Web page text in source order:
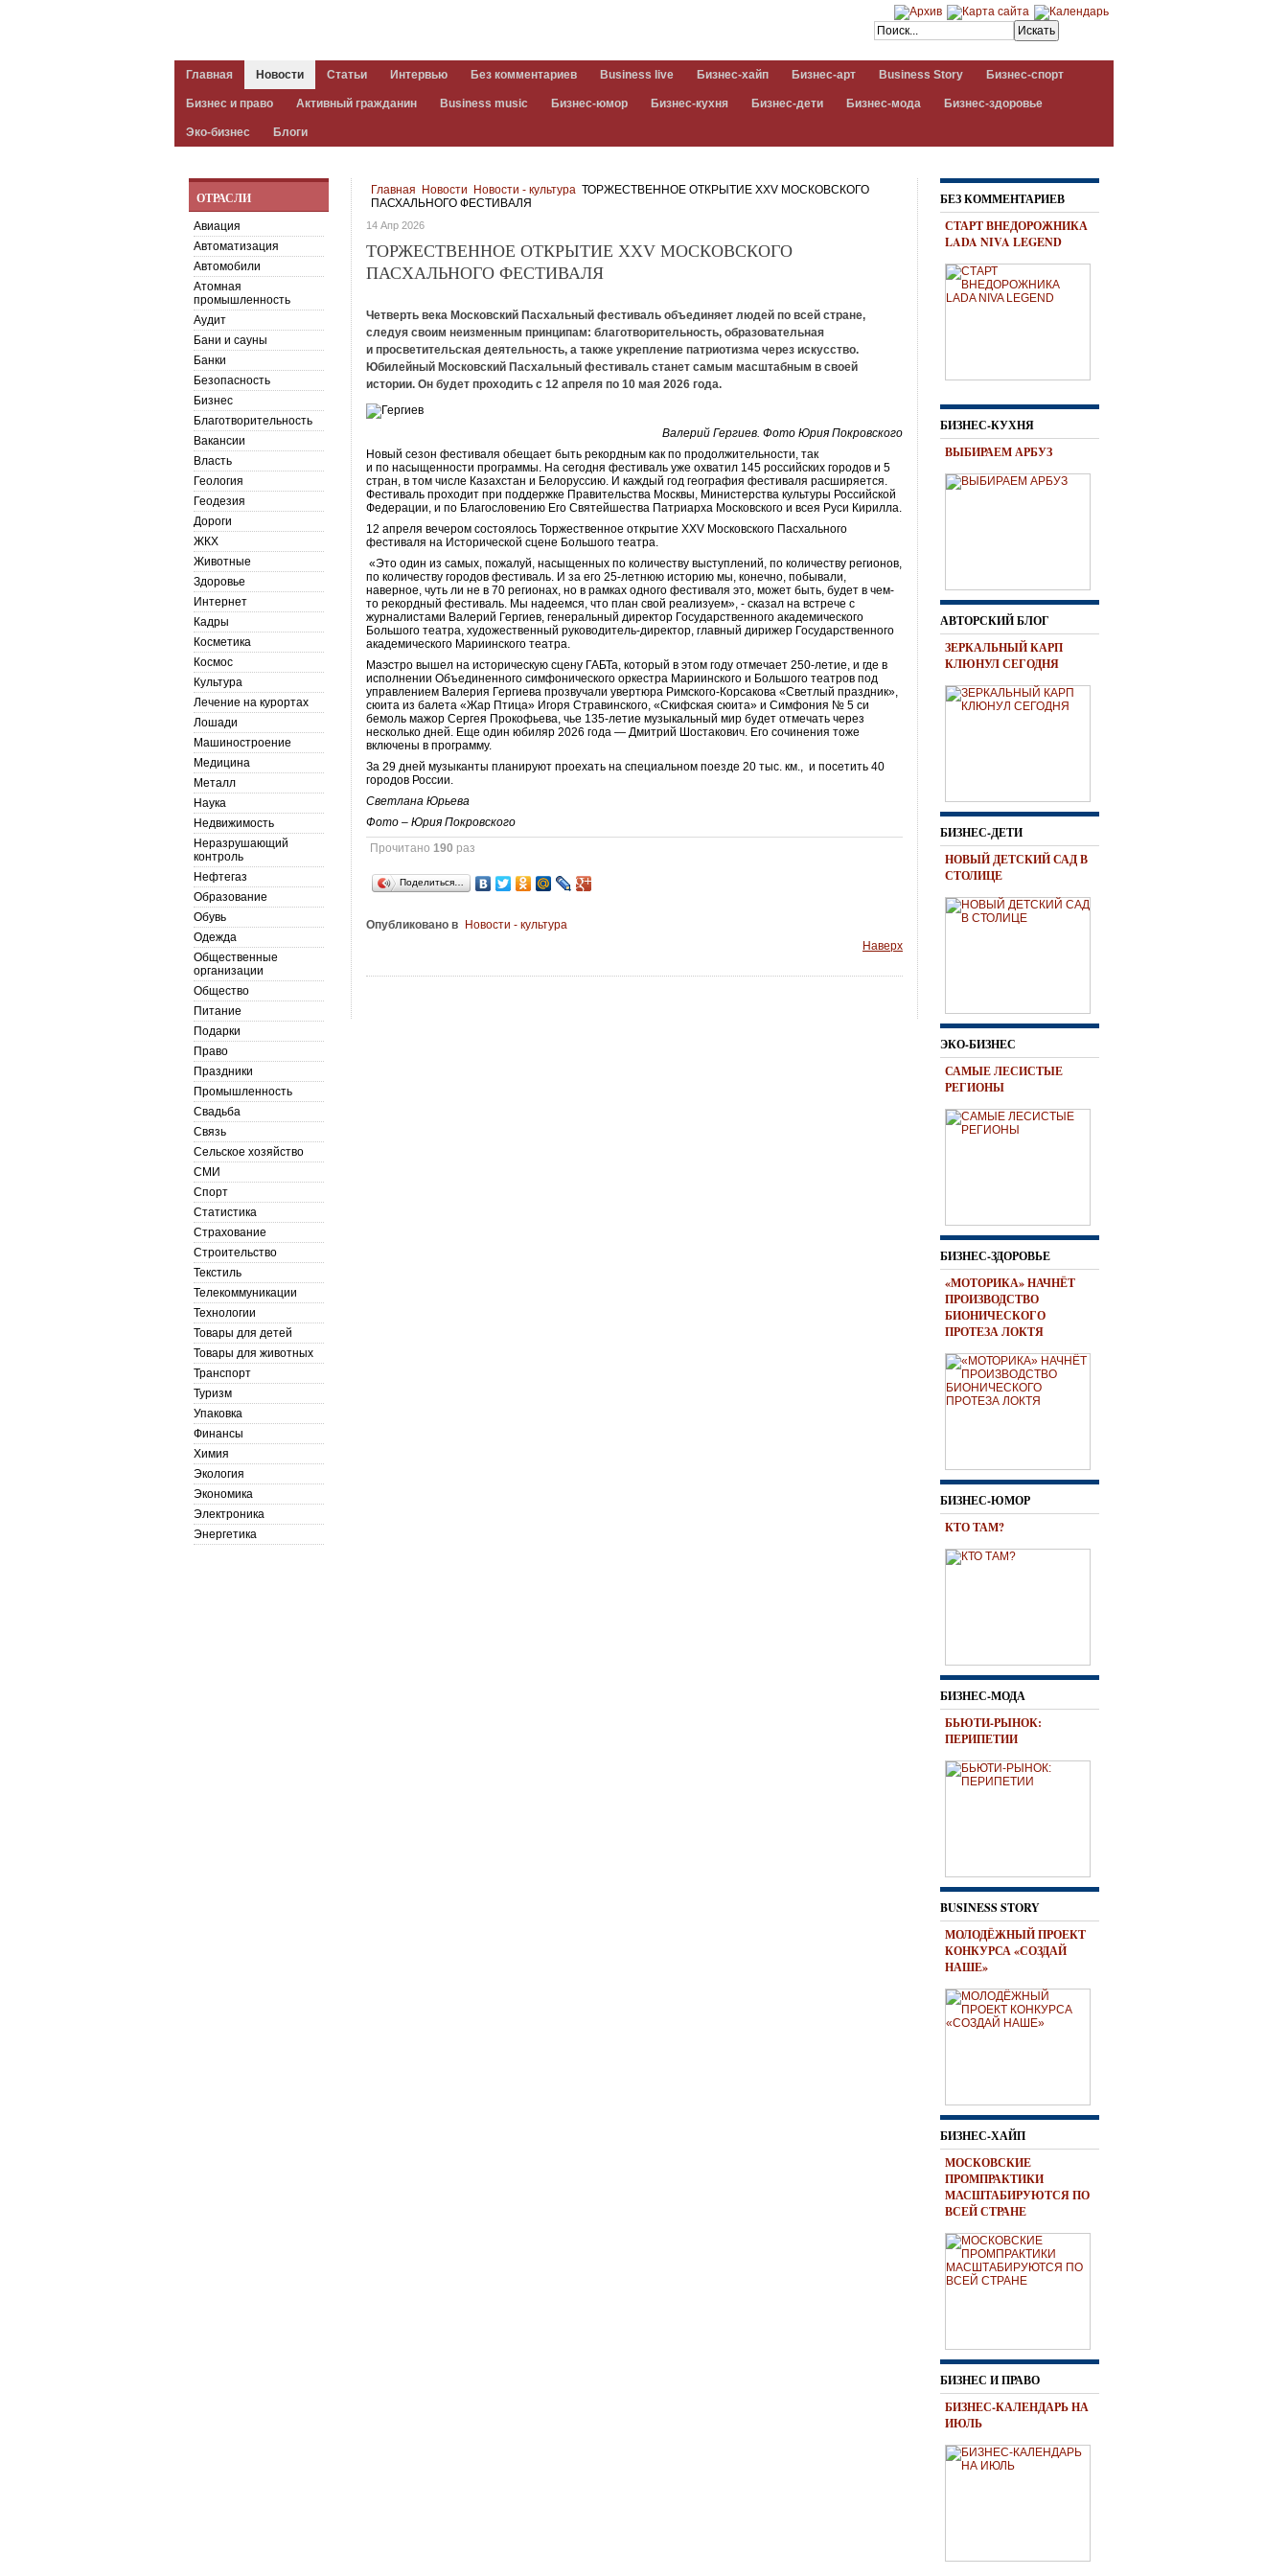
Главная Новости Статьи Интервью Без комментариев Business live Бизнес-хайп Бизнес-арт Business Story Бизнес-спорт
Бизнес и право Активный гражданин Business music Бизнес-юмор Бизнес-кухня Бизнес-дети Бизнес-мода Бизнес-здоровье
Эко-бизнес Блоги
Главная Новости Новости - культура ТОРЖЕСТВЕННОЕ ОТКРЫТИЕ XXV МОСКОВСКОГО
ПАСХАЛЬНОГО ФЕСТИВАЛЯ
14 Апр 2026
ТОРЖЕСТВЕННОЕ ОТКРЫТИЕ XXV МОСКОВСКОГО
ПАСХАЛЬНОГО ФЕСТИВАЛЯ
Четверть века Московский Пасхальный фестиваль объединяет людей по всей стране,
следуя своим неизменным принципам: благотворительность, образовательная
и просветительская деятельность, а также укрепление патриотизма через искусство.
Юбилейный Московский Пасхальный фестиваль станет самым масштабным в своей
истории. Он будет проходить с 12 апреля по 10 мая 2026 года.
Валерий Гергиев. Фото Юрия Покровского
Новый сезон фестиваля обещает быть рекордным как по продолжительности, так
и по насыщенности программы. На сегодня фестиваль уже охватил 145 российских городов и 5
стран, в том числе Казахстан и Белоруссию. И каждый год география фестиваля расширяется.
Фестиваль проходит при поддержке Правительства Москвы, Министерства культуры Российской
Федерации, и по Благословению Его Святейшества Патриарха Московского и всея Руси Кирилла.
12 апреля вечером состоялось Торжественное открытие XXV Московского Пасхального
фестиваля на Исторической сцене Большого театра.
«Это один из самых, пожалуй, насыщенных по количеству выступлений, по количеству регионов,
по количеству городов фестиваль. И за его 25-летнюю историю мы, конечно, побывали,
наверное, чуть ли не в 70 регионах, но в рамках одного фестиваля это, может быть, будет в чем-
то рекордный фестиваль. Мы надеемся, что план свой реализуем», - сказал на встрече с
журналистами Валерий Гергиев, генеральный директор Государственного академического
Большого театра, художественный руководитель-директор, главный дирижер Государственного
академического Мариинского театра.
Маэстро вышел на историческую сцену ГАБТа, который в этом году отмечает 250-летие, и где в
исполнении Объединенного симфонического оркестра Мариинского и Большого театров под
управлением Валерия Гергиева прозвучали увертюра Римского-Корсакова «Светлый праздник»,
сюита из балета «Жар Птица» Игоря Стравинского, «Скифская сюита» и Симфония № 5 си
бемоль мажор Сергея Прокофьева, чье 135-летие музыкальный мир будет отмечать через
несколько дней. Еще один юбиляр 2026 года — Дмитрий Шостакович. Его сочинения тоже
включены в программу.
За 29 дней музыканты планируют проехать на специальном поезде 20 тыс. км., и посетить 40
городов России.
Светлана Юрьева
Фото – Юрия Покровского
Прочитано190 раз
Поделиться…
Опубликовано в
Новости - культура
Наверх
ОТРАСЛИ
Авиация
Автоматизация
Автомобили
Атомная
промышленность
Аудит
Бани и сауны
Банки
Безопасность
Бизнес
Благотворительность
Вакансии
Власть
Геология
Геодезия
Дороги
ЖКХ
Животные
Здоровье
Интернет
Кадры
Косметика
Космос
Культура
Лечение на курортах
Лошади
Машиностроение
Медицина
Металл
Наука
Недвижимость
Неразрушающий
контроль
Нефтегаз
Образование
Обувь
Одежда
Общественные
организации
Общество
Питание
Подарки
Право
Праздники
Промышленность
Свадьба
Связь
Сельское хозяйство
СМИ
Спорт
Статистика
Страхование
Строительство
Текстиль
Телекоммуникации
Технологии
Товары для детей
Товары для животных
Транспорт
Туризм
Упаковка
Финансы
Химия
Экология
Экономика
Электроника
Энергетика
БЕЗ КОММЕНТАРИЕВ
СТАРТ ВНЕДОРОЖНИКА
LADA NIVA LEGEND
БИЗНЕС-КУХНЯ
ВЫБИРАЕМ АРБУЗ
АВТОРСКИЙ БЛОГ
ЗЕРКАЛЬНЫЙ КАРП
КЛЮНУЛ СЕГОДНЯ
БИЗНЕС-ДЕТИ
НОВЫЙ ДЕТСКИЙ САД В
СТОЛИЦЕ
ЭКО-БИЗНЕС
САМЫЕ ЛЕСИСТЫЕ
РЕГИОНЫ
БИЗНЕС-ЗДОРОВЬЕ
«МОТОРИКА» НАЧНЁТ
ПРОИЗВОДСТВО
БИОНИЧЕСКОГО
ПРОТЕЗА ЛОКТЯ
БИЗНЕС-ЮМОР
КТО ТАМ?
БИЗНЕС-МОДА
БЬЮТИ-РЫНОК:
ПЕРИПЕТИИ
BUSINESS STORY
МОЛОДЁЖНЫЙ ПРОЕКТ
КОНКУРСА «СОЗДАЙ
НАШЕ»
БИЗНЕС-ХАЙП
МОСКОВСКИЕ
ПРОМПРАКТИКИ
МАСШТАБИРУЮТСЯ ПО
ВСЕЙ СТРАНЕ
БИЗНЕС И ПРАВО
БИЗНЕС-КАЛЕНДАРЬ НА
ИЮЛЬ